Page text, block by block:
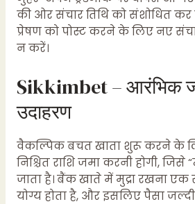
की ओर संचार तिथि को संशोधित कर
प्रेषण को पोस्ट करने के लिए नए
न करें।
Sikkimbet – आरंभिक
उदाहरण
वैकल्पिक बचत खाता शुरू करने के
निश्चित राशि जमा करनी होगी,
जाता है। बैंक खाते में मुद्रा रखना
योग्य होता है, और इसलिए पैसा